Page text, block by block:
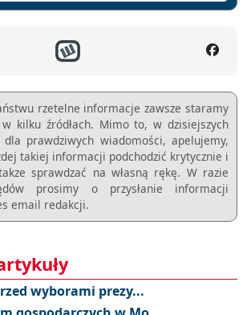
rzetelne informacje zawsze staramy
kilku źródłach. Mimo to, w dzisiejszych
dla prawdziwych wiadomości, apelujemy,
takiej informacji podchodzić krytycznie i
sprawdzać na własną rękę. W razie
prosimy o przysłanie informacji
email redakcji.
wyborami prezy...